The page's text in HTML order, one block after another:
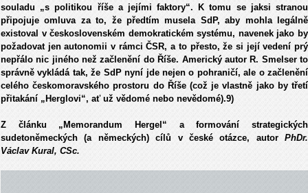
souladu „s politikou říše a jejími faktory“. K tomu se jaksi stranou
připojuje omluva za to, že předtím musela SdP, aby mohla legálně
existoval v československém demokratickém systému, navenek jako by
požadovat jen autonomii v rámci ČSR, a to přesto, že si její vedení prý
nepřálo nic jiného než začlenění do Říše. Americký autor R. Smelser to
správně vykládá tak, že SdP nyní jde nejen o pohraničí, ale o začlenění
celého českomoravského prostoru do Říše (což je vlastně jako by třetí
přitakání „Herglovi“, ať už vědomé nebo nevědomé).9)
Z článku „Memorandum Hergel“ a formování strategických
sudetoněmeckých (a německých) cílů v české otázce, autorPhDr.
Václav Kural, CSc.